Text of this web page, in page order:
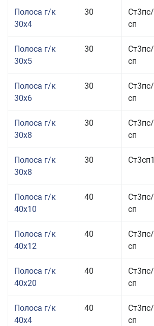
Полоса г/к
30x4
30
Ст3пс/
сп
Полоса г/к
30x5
30
Ст3пс/
сп
Полоса г/к
30x6
30
Ст3пс/
сп
Полоса г/к
30x8
30
Ст3пс/
сп
Полоса г/к
30x8
30 Ст3сп1
Полоса г/к
40x10
40
Ст3пс/
сп
Полоса г/к
40x12
40
Ст3пс/
сп
Полоса г/к
40x20
40
Ст3пс/
сп
Полоса г/к
40x4
40
Ст3пс/
сп